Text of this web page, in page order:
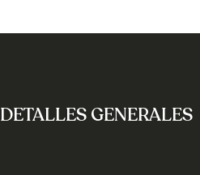
DETALLES GENERALES